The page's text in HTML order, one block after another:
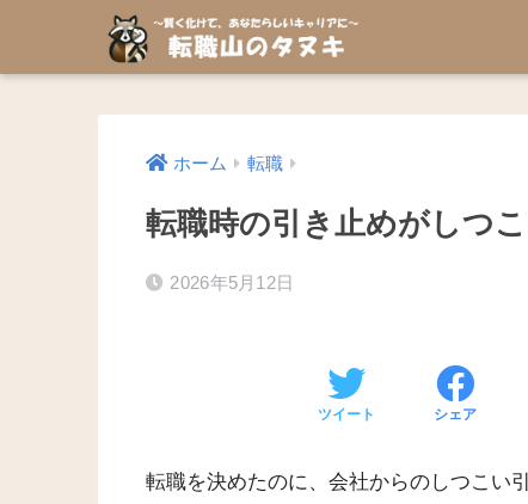
ホーム 転職
転職時の引き止めがしつ
2026年5月12日
ツイート シェア
転職を決めたのに、会社からのしつこい